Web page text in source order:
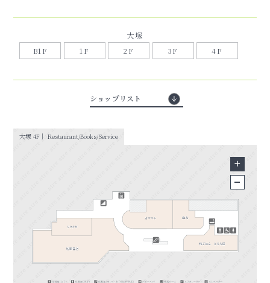
大塚
B1F 1F 2F 3F 4F
ショップリスト
大塚 4F｜ Restaurant/Books/Service